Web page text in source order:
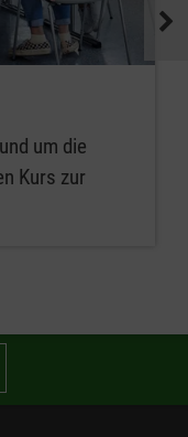
um die
Kurs zur